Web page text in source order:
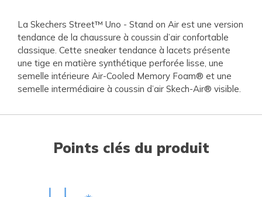
La Skechers Street™ Uno - Stand on Air est une version
tendance de la chaussure à coussin d’air confortable
classique. Cette sneaker tendance à lacets présente
une tige en matière synthétique perforée lisse, une
semelle intérieure Air-Cooled Memory Foam® et une
semelle intermédiaire à coussin d’air Skech-Air® visible.
Points clés du produit